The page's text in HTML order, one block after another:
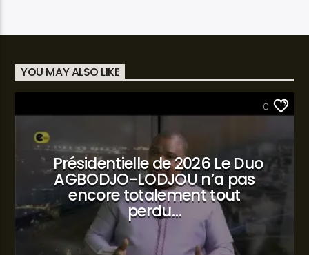
YOU MAY ALSO LIKE
0
Présidentielle de 2026 Le Duo
AGBODJO-LODJOU n’a pas
encore totalement tout
perdu…